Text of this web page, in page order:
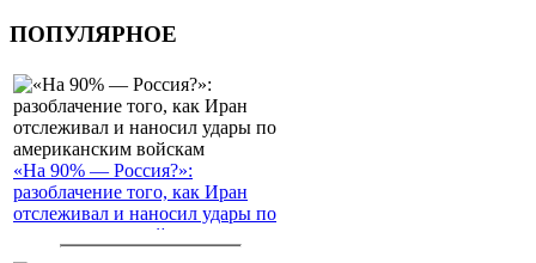
ПОПУЛЯРНОЕ
«На 90% — Россия?»:
разоблачение того, как Иран
отслеживал и наносил удары по
американским войскам